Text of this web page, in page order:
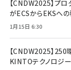
【CNDW2025】プ
がECSからEKSへ
1月15日 6:30
【CNDW2025】
KINTOテクノロジ